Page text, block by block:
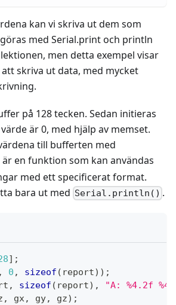
kan vi skriva ut dem som
med Serial.print och println
men detta exempel visar
skriva ut data, med mycket
på 128 tecken. Sedan initieras
är 0, med hjälp av memset.
till bufferten med
är en funktion som kan användas
med ett specificerat format.
bara ut med Serial.println() .
] ;
, 0 , sizeof ( report) ) ;
, sizeof ( report) ,
"A: %4.2f
, gx, gy, gz) ;